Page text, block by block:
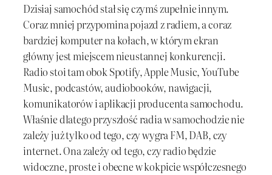
Dzisiaj samochód stał się czymś zupełnie innym.
Coraz mniej przypomina pojazd z radiem, a coraz
bardziej komputer na kołach, w którym ekran
główny jest miejscem nieustannej konkurencji.
Radio stoi tam obok Spotify, Apple Music, YouTube
Music, podcastów, audiobooków, nawigacji,
komunikatorów i aplikacji producenta samochodu.
Właśnie dlatego przyszłość radia w samochodzie nie
zależy już tylko od tego, czy wygra FM, DAB, czy
internet. Ona zależy od tego, czy radio będzie
widoczne, proste i obecne w kokpicie współczesnego